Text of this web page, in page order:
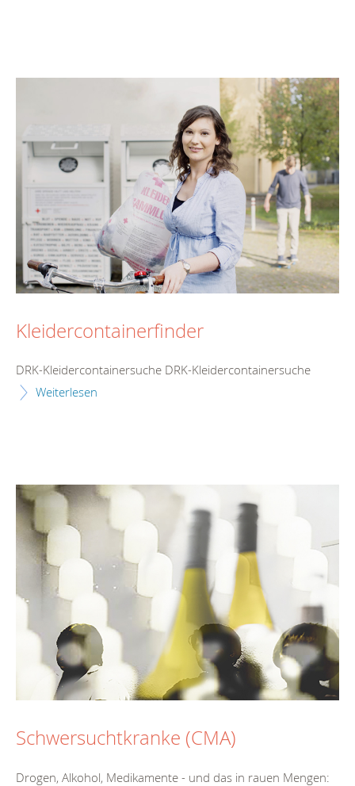
Kleidercontainerfinder
DRK-Kleidercontainersuche DRK-Kleidercontainersuche
Weiterlesen
Schwersuchtkranke (CMA)
Drogen, Alkohol, Medikamente - und das in rauen Mengen: